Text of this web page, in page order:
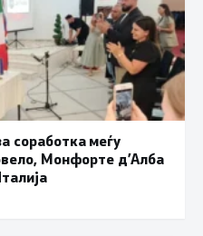
соработка меѓу
Монфорте д’Алба